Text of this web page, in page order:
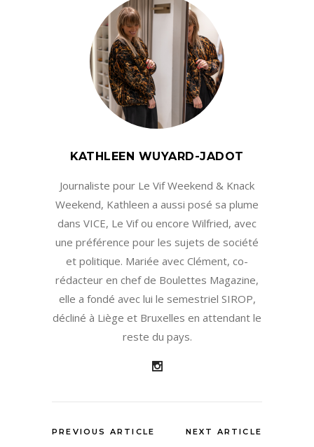
KATHLEEN WUYARD-JADOT
Journaliste pour Le Vif Weekend & Knack
Weekend, Kathleen a aussi posé sa plume
dans VICE, Le Vif ou encore Wilfried, avec
une préférence pour les sujets de société
et politique. Mariée avec Clément, co-
rédacteur en chef de Boulettes Magazine,
elle a fondé avec lui le semestriel SIROP,
décliné à Liège et Bruxelles en attendant le
reste du pays.
PREVIOUS ARTICLE NEXT ARTICLE